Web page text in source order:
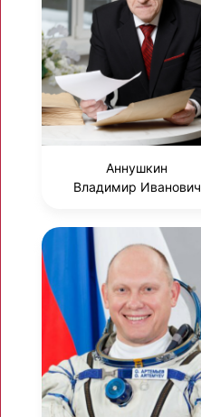
Аннушкин
Владимир Иванович